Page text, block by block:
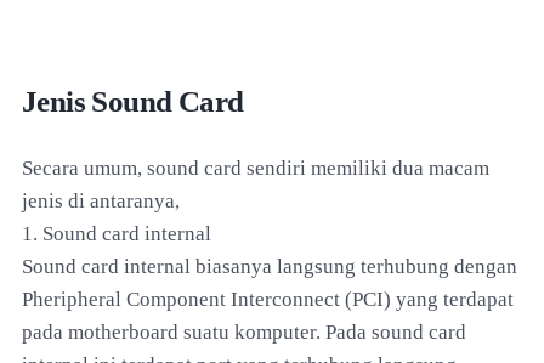
Jenis Sound Card
Secara umum, sound card sendiri memiliki dua macam
jenis di antaranya,
1. Sound card internal
Sound card internal biasanya langsung terhubung dengan
Pheripheral Component Interconnect (PCI) yang terdapat
pada motherboard suatu komputer. Pada sound card